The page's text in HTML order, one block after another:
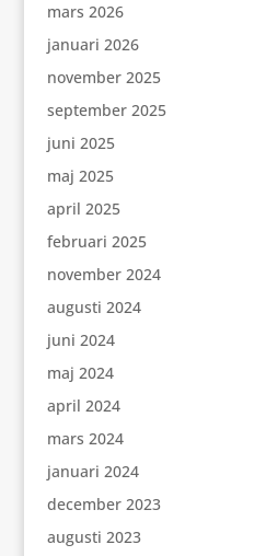
mars 2026
januari 2026
november 2025
september 2025
juni 2025
maj 2025
april 2025
februari 2025
november 2024
augusti 2024
juni 2024
maj 2024
april 2024
mars 2024
januari 2024
december 2023
augusti 2023